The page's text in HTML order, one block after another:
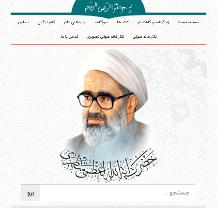
صفحه نخست زندگینامه و گاهشمار کتاب‌ها سوگنامه بیانیه‌های دفتر کلام دیگران تصاویر
نگارخانه صوتی نگارخانه صوتی تصویری تماس با ما